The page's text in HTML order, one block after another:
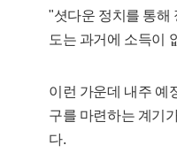
"셧다운 정치를 통해
도는 과거에 소득이
이런 가운데 내주 예
구를 마련하는 계기
다.